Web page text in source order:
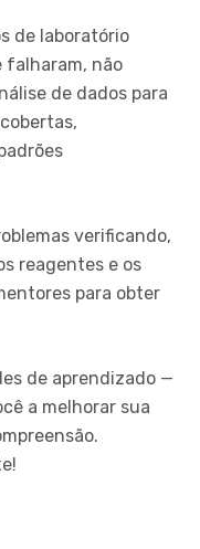
de laboratório
falharam, não
de dados para
verificando,
reagentes e os
para obter
de aprendizado —
a melhorar sua